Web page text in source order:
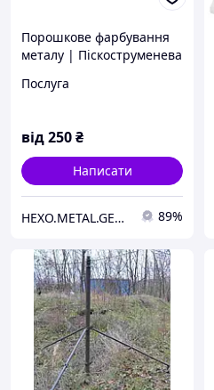
Порошкове фарбування
металу | Піскоструменева
RAL
Послуга
від250₴
Написати
HEXO.METAL.GEAR 89%